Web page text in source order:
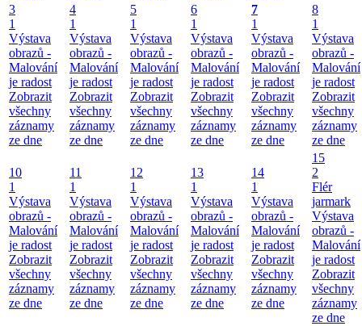
3
1
Výstava
obrazů -
Malování
je radost
Zobrazit
všechny
záznamy
ze dne
4
1
Výstava
obrazů -
Malování
je radost
Zobrazit
všechny
záznamy
ze dne
5
1
Výstava
obrazů -
Malování
je radost
Zobrazit
všechny
záznamy
ze dne
6
1
Výstava
obrazů -
Malování
je radost
Zobrazit
všechny
záznamy
ze dne
7
1
Výstava
obrazů -
Malování
je radost
Zobrazit
všechny
záznamy
ze dne
8
1
Výstava
obrazů -
Malování
je radost
Zobrazit
všechny
záznamy
ze dne
10
1
Výstava
obrazů -
Malování
je radost
Zobrazit
všechny
záznamy
ze dne
11
1
Výstava
obrazů -
Malování
je radost
Zobrazit
všechny
záznamy
ze dne
12
1
Výstava
obrazů -
Malování
je radost
Zobrazit
všechny
záznamy
ze dne
13
1
Výstava
obrazů -
Malování
je radost
Zobrazit
všechny
záznamy
ze dne
14
1
Výstava
obrazů -
Malování
je radost
Zobrazit
všechny
záznamy
ze dne
15
2
Flér
jarmark
Výstava
obrazů -
Malování
je radost
Zobrazit
všechny
záznamy
ze dne